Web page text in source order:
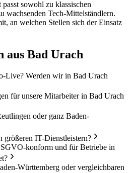
sowohl zu klassischen
wachsenden Tech-Mittelständlern.
an welchen Stellen sich der Einsatz
aus Bad Urach
Live? Werden wir in Bad Urach
für unsere Mitarbeiter in Bad Urach
oder ganz Baden-
größeren IT-Dienstleistern?
konform und für Betriebe in
Württemberg oder vergleichbaren